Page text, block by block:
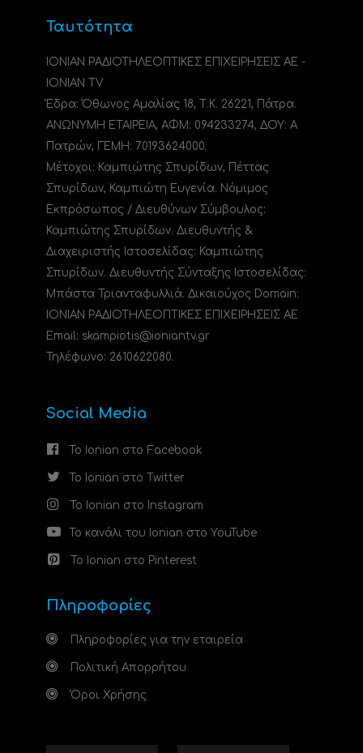
Ταυτότητα
ΙΟΝΙΑΝ ΡΑΔΙΟΤΗΛΕΟΠΤΙΚΕΣ ΕΠΙΧΕΙΡΗΣΕΙΣ ΑΕ -
IONIAN TV
Έδρα: Όθωνος Αμαλίας 18, Τ.Κ. 26221, Πάτρα.
ΑΝΩΝΥΜΗ ΕΤΑΙΡΕΙΑ, ΑΦΜ: 094233274, ΔΟΥ: A
Πατρών, ΓΕΜΗ: 70193624000.
Μέτοχοι: Καμπιώτης Σπυρίδων, Πέττας
Σπυρίδων, Καμπιώτη Ευγενία. Νόμιμος
Εκπρόσωπος / Διευθύνων Σύμβουλος:
Καμπιώτης Σπυρίδων. Διευθυντής &
Διαχειριστής Ιστοσελίδας: Καμπιώτης
Σπυρίδων. Διευθυντής Σύνταξης Ιστοσελίδας:
Μπάστα Τριανταφυλλιά. Δικαιούχος Domain:
ΙΟΝΙΑΝ ΡΑΔΙΟΤΗΛΕΟΠΤΙΚΕΣ ΕΠΙΧΕΙΡΗΣΕΙΣ ΑΕ
Email: skampiotis@ioniantv.gr
Τηλέφωνο: 2610622080.
Social Media
Το Ionian στο Facebook
Το Ionian στο Twitter
Το Ionian στο Instagram
Το κανάλι του Ionian στο YouTube
Το Ionian στο Pinterest
Πληροφορίες
Πληροφορίες για την εταιρεία
Πολιτική Απορρήτου
Όροι Χρήσης